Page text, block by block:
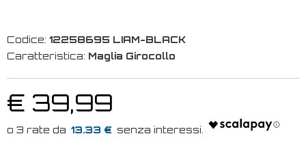
Codice: 12258695 LIAM-BLACK
Caratteristica: Maglia Girocollo
€ 39,99
13.33 €